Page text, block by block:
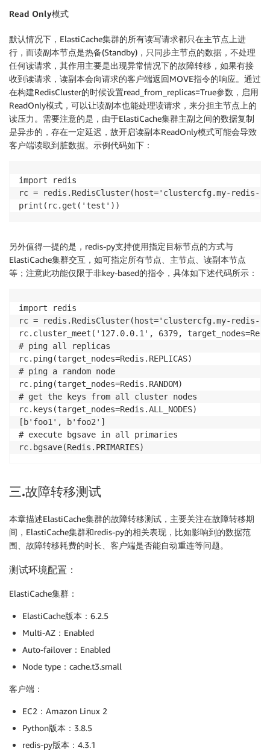
Read Only模式
默认情况下，ElastiCache集群的所有读写请求都只在主节点上进
行，而读副本节点是热备(Standby)，只同步主节点的数据，不处理
任何读请求，其作用主要是出现异常情况下的故障转移，如果有接
收到读请求，读副本会向请求的客户端返回MOVE指令的响应。通过
在构建RedisCluster的时候设置read_from_replicas=True参数，启用
ReadOnly模式，可以让读副本也能处理读请求，来分担主节点上的
读压力。需要注意的是，由于ElastiCache集群主副之间的数据复制
是异步的，存在一定延迟，故开启读副本ReadOnly模式可能会导致
客户端读取到脏数据。示例代码如下：
import redis
rc = redis.RedisCluster(host='clustercfg.my-redis-
另外值得一提的是，redis-py支持使用指定目标节点的方式与
ElastiCache集群交互，如可指定所有节点、主节点、读副本节点
等；注意此功能仅限于非key-based的指令，具体如下述代码所示：
import redis
rc = redis.RedisCluster(host='clustercfg.my-redis-
rc.cluster_meet('127.0.0.1', 6379,
# ping all replicas
rc.ping(target_nodes=Redis.REPLICAS)
# ping a random node
rc.ping(target_nodes=Redis.RANDOM)
# get the keys from all cluster nodes
rc.keys(target_nodes=Redis.ALL_NODES)
[b'foo1', b'foo2']
# execute bgsave in all primaries
三.故障转移测试
本章描述ElastiCache集群的故障转移测试，主要关注在故障转移期
间，ElastiCache集群和redis-py的相关表现，比如影响到的数据范
围、故障转移耗费的时长、客户端是否能自动重连等问题。
测试环境配置：
ElastiCache集群：
ElastiCache版本：6.2.5
Multi-AZ：Enabled
Auto-failover：Enabled
Node type：cache.t3.small
客户端：
EC2：Amazon Linux 2
Python版本：3.8.5
redis-py版本：4.3.1